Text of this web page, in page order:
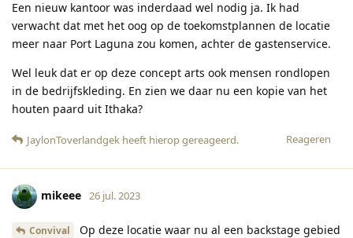
Een nieuw kantoor was inderdaad wel nodig ja. Ik had
verwacht dat met het oog op de toekomstplannen de locatie
meer naar Port Laguna zou komen, achter de gastenservice.
Wel leuk dat er op deze concept arts ook mensen rondlopen
in de bedrijfskleding. En zien we daar nu een kopie van het
houten paard uit Ithaka?
Reageren
JaylonToverlandgek heeft hierop gereageerd.
mikeee 26 jul. 2023
Convival
Op deze locatie waar nu al een backstage gebied